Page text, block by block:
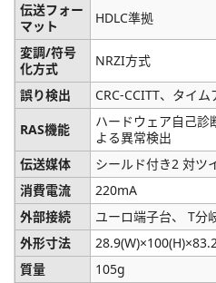
伝送フォー
マット
HDLC準拠
変調/符号
化方式
NRZI方式
誤り検出
CRC-CCITT、タイム
RAS機能
ハードウェア自己診
よる異常検出
伝送媒体
シールド付き2 対ツ
消費電流
220mA
外部接続
ユーロ端子台、 T分
外形寸法
質量
105g